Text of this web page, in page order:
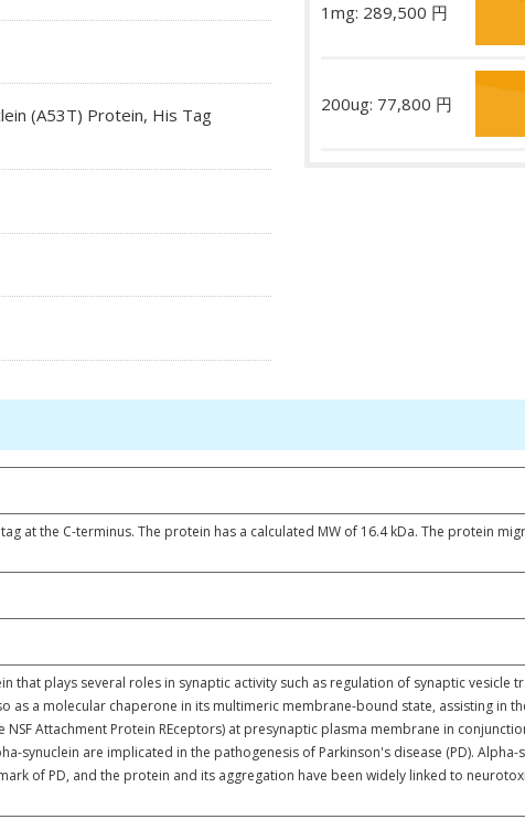
(A53T) Protein, His Tag
1mg: 289,500 円
200ug: 77,800 円
at the C-terminus. The protein has a calculated MW of 16.4 kDa. The protein
that plays several roles in synaptic activity such as regulation of synaptic vesicle
as a molecular chaperone in its multimeric membrane-bound state, assisting in
NSF Attachment Protein REceptors) at presynaptic plasma membrane in
synuclein are implicated in the pathogenesis of Parkinson's disease (PD). Alpha-
of PD, and the protein and its aggregation have been widely linked to